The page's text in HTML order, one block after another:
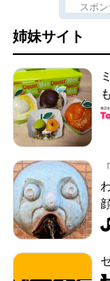
スポ
姉妹サイト